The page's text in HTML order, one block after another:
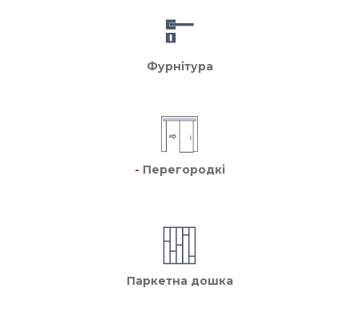
Фурнітура
- Перегородкі
Паркетна дошка